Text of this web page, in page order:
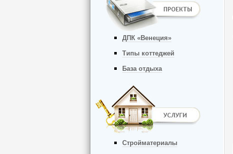
ДПК «Венеция»
Типы коттеджей
База отдыха
Стройматериалы